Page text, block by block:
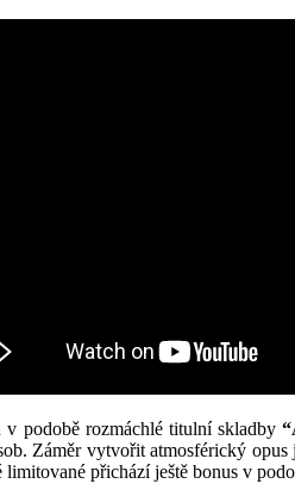
v podobě rozmáchlé titulní skladby
Záměr vytvořit atmosférický
přichází ještě bonus v